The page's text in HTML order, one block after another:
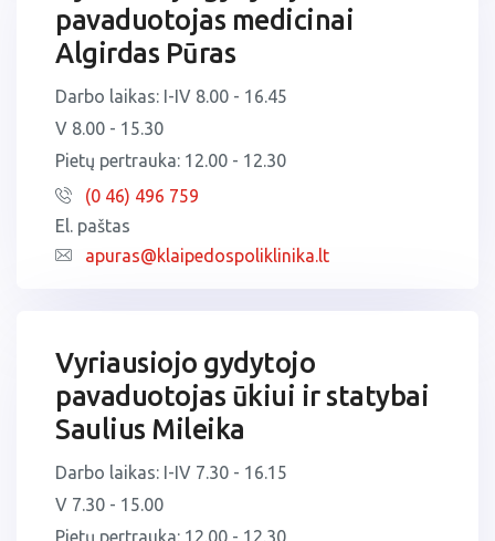
Profilaktinis skyrius
Chirurgijos - odontologijos skyrius
Ambulatorinis - konsultacinis skyrius
Fizinės medicinos ir reabilitacijos skyrius
Ambulatorija (Vaidaugų g. 7)
Šeimos medicinos skyrius (Taikos pr. 76)
Klinikinės diagnostikos laboratorija
Profilaktinis skyrius
Ambulatorinis - konsultacinis skyrius
pavaduotojas medicinai
Algirdas Pūras
Darbo laikas: I-IV 8.00 - 16.45
V 8.00 - 15.30
Pietų pertrauka: 12.00 - 12.30
(0 46) 496 759
El. paštas
apuras@klaipedospoliklinika.lt
Vyriausiojo gydytojo
pavaduotojas ūkiui ir statybai
Saulius Mileika
Darbo laikas: I-IV 7.30 - 16.15
V 7.30 - 15.00
Pietų pertrauka: 12.00 - 12.30